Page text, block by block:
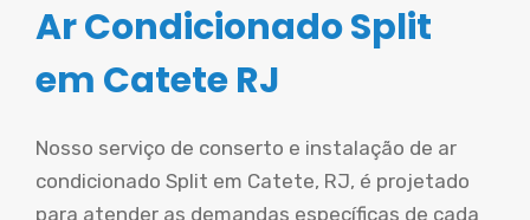
Ar Condicionado Split
em Catete RJ
Nosso serviço de conserto e instalação de ar
condicionado Split em Catete, RJ, é projetado
para atender as demandas específicas de cada